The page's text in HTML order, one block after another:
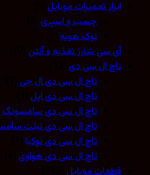
ابزار تعمیرات موبایل(9)
چسب و اسپری(3)
نوک هویه(5)
آی سی شارژ تغذیه و آنتن(0)
تاچ ال سی دی(12)
تاچ ال سی دی ال جی(1)
تاچ ال سی دی اپل(1)
تاچ ال سی دی سامسونگ(3)
تاچ ال سی دی تبلت سامسونگ
تاچ ال سی دی نوکیا (1)
تاچ ال سی دی هواوی(4)
قطعات موبایل(573)